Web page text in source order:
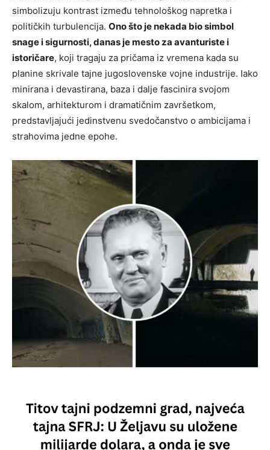
simbolizuju kontrast između tehnološkog napretka i
političkih turbulencija. Ono što je nekada bio simbol
snage i sigurnosti, danas je mesto za avanturiste i
istoričare, koji tragaju za pričama iz vremena kada su
planine skrivale tajne jugoslovenske vojne industrije. Iako
minirana i devastirana, baza i dalje fascinira svojom
skalom, arhitekturom i dramatičnim završetkom,
predstavljajući jedinstvenu svedočanstvo o ambicijama i
strahovima jedne epohe.